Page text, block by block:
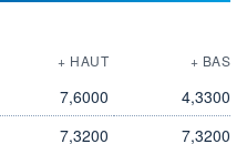
+ HAUT + BAS
7,6000
4,3300
7,3200
7,3200